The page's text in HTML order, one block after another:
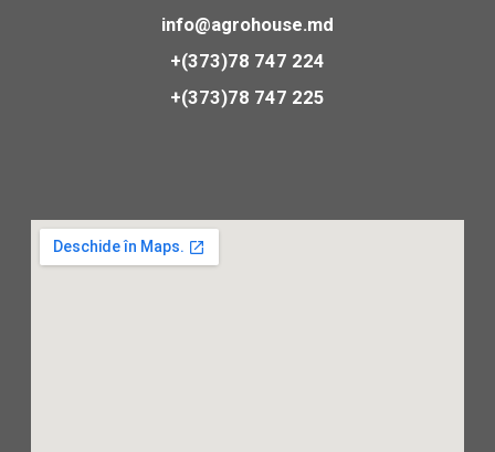
info@agrohouse.md
+(373)78 747 224
+(373)78 747 225